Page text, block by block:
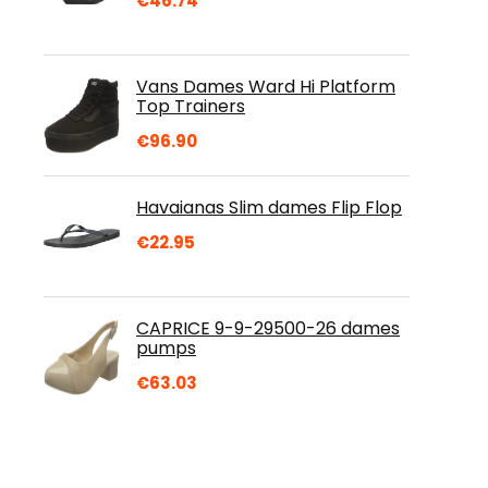
Vans Dames Ward Hi Platform
Top Trainers
€96.90
Havaianas Slim dames Flip Flop
€22.95
CAPRICE 9-9-29500-26 dames
pumps
€63.03